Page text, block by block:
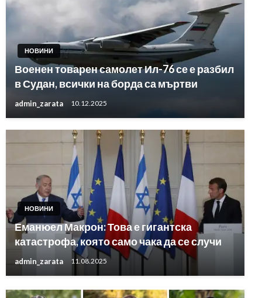
НОВИНИ
Военен товарен самолет Ил-76 се е разбил
в Судан, всички на борда са мъртви
admin_zarata 10.12.2025
НОВИНИ
Еманюел Макрон: Това е гигантска
катастрофа, която само чака да се случи
admin_zarata 11.08.2025